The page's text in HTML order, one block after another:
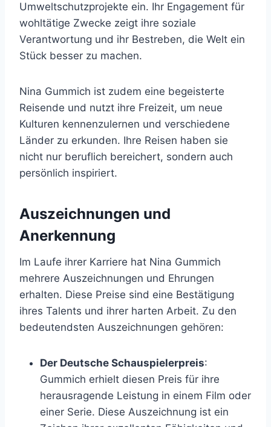
Umweltschutzprojekte ein. Ihr Engagement für
wohltätige Zwecke zeigt ihre soziale
Verantwortung und ihr Bestreben, die Welt ein
Stück besser zu machen.
Nina Gummich ist zudem eine begeisterte
Reisende und nutzt ihre Freizeit, um neue
Kulturen kennenzulernen und verschiedene
Länder zu erkunden. Ihre Reisen haben sie
nicht nur beruflich bereichert, sondern auch
persönlich inspiriert.
Auszeichnungen und
Anerkennung
Im Laufe ihrer Karriere hat Nina Gummich
mehrere Auszeichnungen und Ehrungen
erhalten. Diese Preise sind eine Bestätigung
ihres Talents und ihrer harten Arbeit. Zu den
bedeutendsten Auszeichnungen gehören:
Der Deutsche Schauspielerpreis:
Gummich erhielt diesen Preis für ihre
herausragende Leistung in einem Film oder
einer Serie. Diese Auszeichnung ist ein